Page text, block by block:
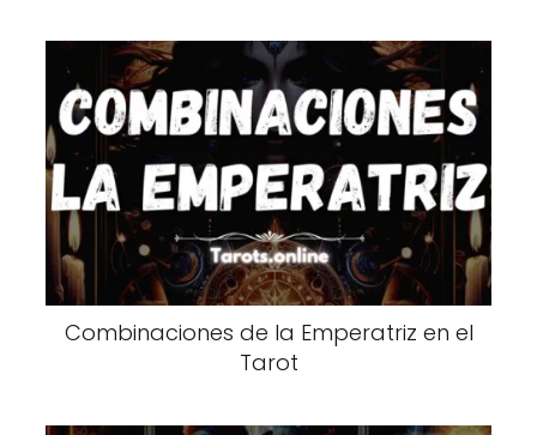
Combinaciones de la Emperatriz en el
Tarot